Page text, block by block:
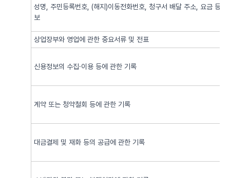
성명, 주민등록번호, (해지)이동전화번호, 청구서 배달 주소, 요금 등
보
상업장부와 영업에 관한 중요서류 및 전표
신용정보의 수집·이용 등에 관한 기록
계약 또는 청약철회 등에 관한 기록
대금결제 및 재화 등의 공급에 관한 기록